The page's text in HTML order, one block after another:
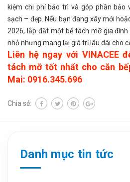
kiệm chi phí bảo trì và góp phần bảo
sạch – đẹp. Nếu bạn đang xây mới
2026, lắp đặt một bể tách mỡ gia
nhỏ nhưng mang lại giá trị lâu dài cho
Liên hệ ngay với VINACEE
tách mỡ tốt nhất cho căn
Mai: 0916.345.696
Chia sẻ:
Danh mục tin tức